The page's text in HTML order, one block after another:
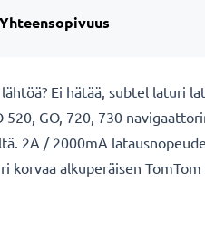
Yhteensopivuus
Ei hätää, subtel laturi
GO, 720, 730
2A / 2000mA
alkuperäisen